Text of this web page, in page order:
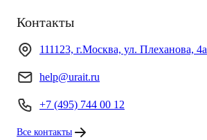
Контакты
111123, г.Москва, ул. Плеханова, 4а
help@urait.ru
+7 (495) 744 00 12
Все контакты